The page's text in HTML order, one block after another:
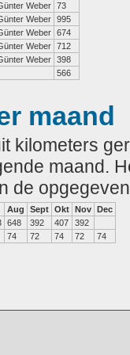
Weber 73
Weber 995
Weber 674
Weber 712
Weber 398
566
maand
kilometers
maand.
de
Aug Sept Okt Nov Dec
648 392 407
392
74 72 74 72 74